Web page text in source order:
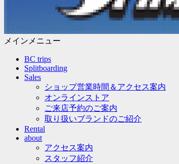
メインメニュー
BC trips
Splitboarding
Sales
ショップ営業時間＆アクセス案内
オンラインストア
ご来店予約のご案内
取り扱いブランドのご紹介
Rental
about
アクセス案内
スタッフ紹介